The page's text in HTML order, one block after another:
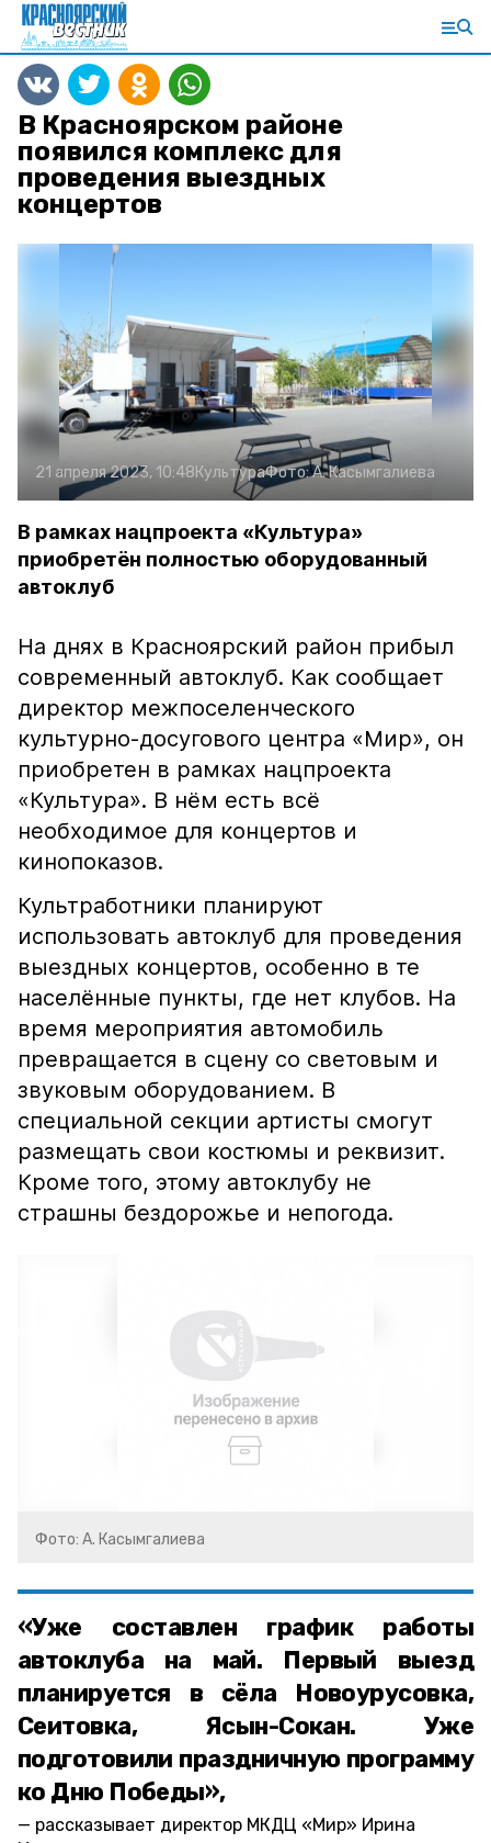
В Красноярском районе
появился комплекс для
проведения выездных
концертов
21 апреля 2023, 10:48КультураФото:А. Касымгалиева
В рамках нацпроекта «Культура»
приобретён полностью оборудованный
автоклуб
На днях в Красноярский район прибыл
современный автоклуб. Как сообщает
директор межпоселенческого
культурно-досугового центра «Мир», он
приобретен в рамках нацпроекта
«Культура». В нём есть всё
необходимое для концертов и
кинопоказов.
Культработники планируют
использовать автоклуб для проведения
выездных концертов, особенно в те
населённые пункты, где нет клубов. На
время мероприятия автомобиль
превращается в сцену со световым и
звуковым оборудованием. В
специальной секции артисты смогут
размещать свои костюмы и реквизит.
Кроме того, этому автоклубу не
страшны бездорожье и непогода.
Фото: А. Касымгалиева
«Уже составлен график работы
автоклуба на май. Первый выезд
планируется в сёла Новоурусовка,
Сеитовка, Ясын-Сокан. Уже
подготовили праздничную программу
ко Дню Победы»,
рассказывает директор МКДЦ «Мир» Ирина